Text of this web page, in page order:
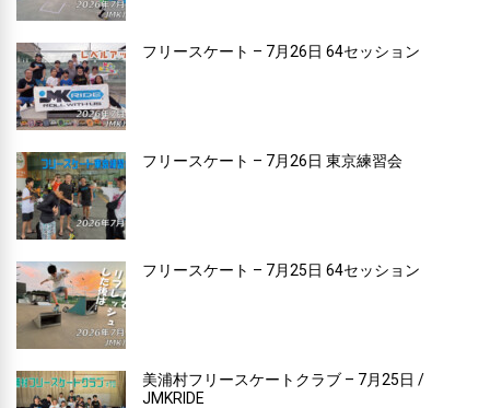
フリースケート – 7月26日 64セッション
フリースケート – 7月26日 東京練習会
フリースケート – 7月25日 64セッション
美浦村フリースケートクラブ – 7月25日 /
JMKRIDE